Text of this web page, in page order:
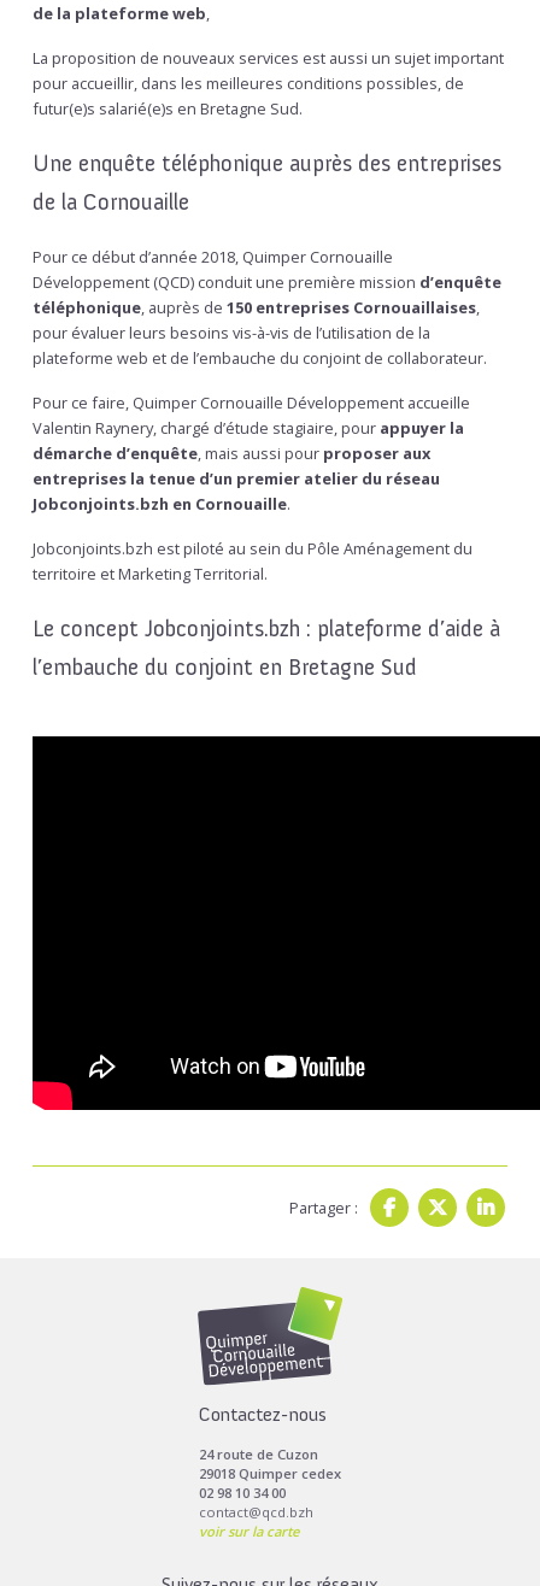
de la plateforme web,
La proposition de nouveaux services est aussi un sujet important
pour accueillir, dans les meilleures conditions possibles, de
futur(e)s salarié(e)s en Bretagne Sud.
Une enquête téléphonique auprès des entreprises
de la Cornouaille
Pour ce début d’année 2018, Quimper Cornouaille
Développement (QCD) conduit une première mission d’enquête
téléphonique, auprès de 150 entreprises Cornouaillaises,
pour évaluer leurs besoins vis-à-vis de l’utilisation de la
plateforme web et de l’embauche du conjoint de collaborateur.
Pour ce faire, Quimper Cornouaille Développement accueille
Valentin Raynery, chargé d’étude stagiaire, pour appuyer la
démarche d’enquête, mais aussi pour proposer aux
entreprises la tenue d’un premier atelier du réseau
Jobconjoints.bzh en Cornouaille.
Jobconjoints.bzh est piloté au sein du Pôle Aménagement du
territoire et Marketing Territorial.
Le concept Jobconjoints.bzh : plateforme d’aide à
l’embauche du conjoint en Bretagne Sud
Partager :
Contactez-nous
24 route de Cuzon
29018 Quimper cedex
02 98 10 34 00
contact@qcd.bzh
voir sur la carte